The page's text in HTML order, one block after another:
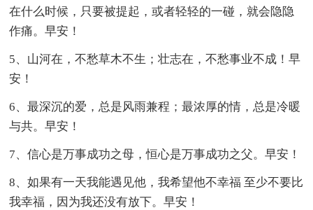
在什么时候，只要被提起，或者轻轻的一碰，就会隐隐
作痛。早安！
5、山河在，不愁草木不生；壮志在，不愁事业不成！早
安！
6、最深沉的爱，总是风雨兼程；最浓厚的情，总是冷暖
与共。早安！
7、信心是万事成功之母，恒心是万事成功之父。早安！
8、如果有一天我能遇见他，我希望他不幸福 至少不要比
我幸福，因为我还没有放下。早安！